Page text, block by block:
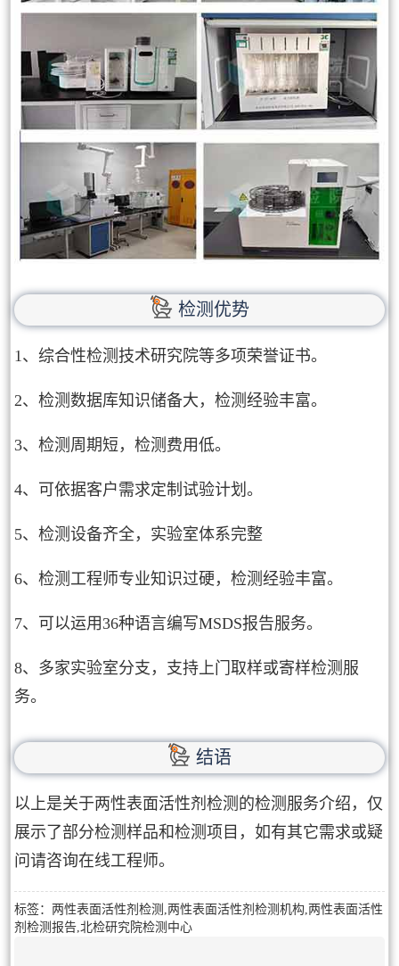
检测优势
1、综合性检测技术研究院等多项荣誉证书。
2、检测数据库知识储备大，检测经验丰富。
3、检测周期短，检测费用低。
4、可依据客户需求定制试验计划。
5、检测设备齐全，实验室体系完整
6、检测工程师专业知识过硬，检测经验丰富。
7、可以运用36种语言编写MSDS报告服务。
8、多家实验室分支，支持上门取样或寄样检测服
务。
结语
以上是关于两性表面活性剂检测的检测服务介绍，仅
展示了部分检测样品和检测项目，如有其它需求或疑
问请咨询在线工程师。
标签：两性表面活性剂检测,两性表面活性剂检测机构,两性表面活性
剂检测报告,北检研究院检测中心